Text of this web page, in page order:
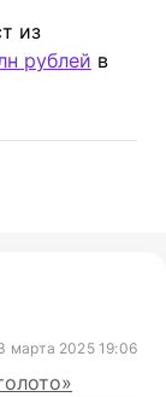
из
рублей в
марта 2025 19:06